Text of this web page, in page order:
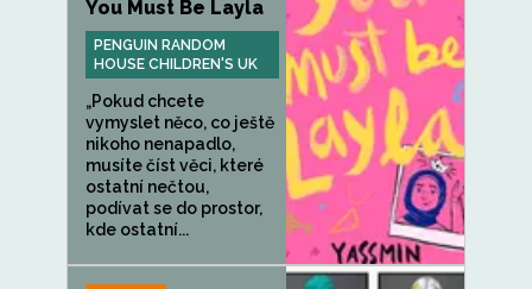
You Must Be Layla
PENGUIN RANDOM
HOUSE CHILDREN'S UK
„Pokud chcete
vymyslet něco, co ještě
nikoho nenapadlo,
musíte číst věci, které
ostatní nečtou,
podívat se do prostor,
kde ostatní...